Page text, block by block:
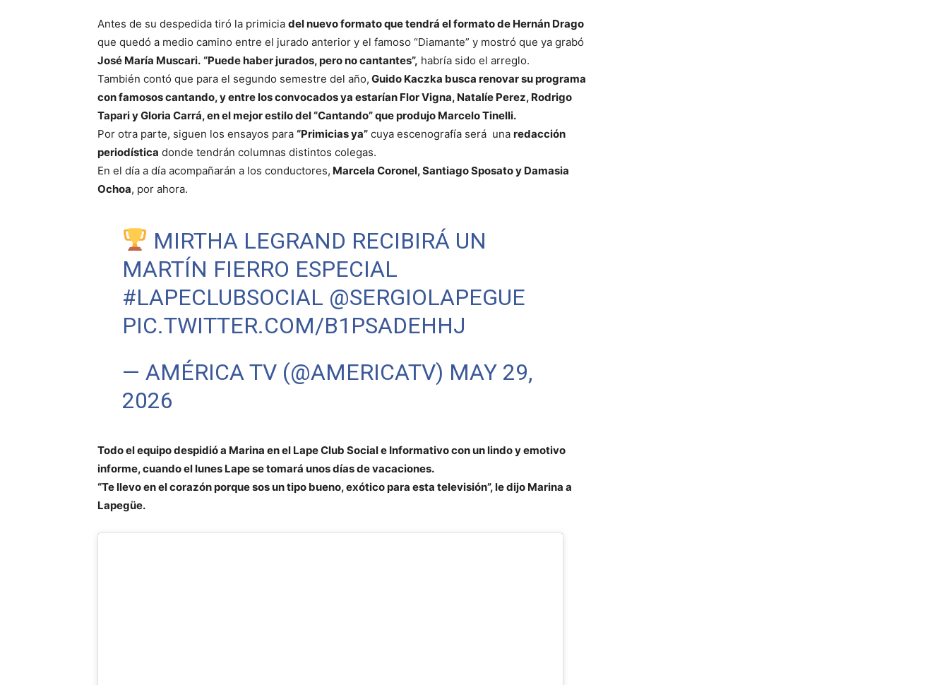
Antes de su despedida tiró la primicia del nuevo formato que tendrá el formato de Hernán Drago
que quedó a medio camino entre el jurado anterior y el famoso “Diamante” y mostró que ya grabó
José María Muscari. “Puede haber jurados, pero no cantantes”, habría sido el arreglo.
También contó que para el segundo semestre del año, Guido Kaczka busca renovar su programa
con famosos cantando, y entre los convocados ya estarían Flor Vigna, Natalíe Perez, Rodrigo
Tapari y Gloria Carrá, en el mejor estilo del “Cantando” que produjo Marcelo Tinelli.
Por otra parte, siguen los ensayos para “Primicias ya” cuya escenografía será una redacción
periodística donde tendrán columnas distintos colegas.
En el día a día acompañarán a los conductores, Marcela Coronel, Santiago Sposato y Damasia
Ochoa, por ahora.
MIRTHA LEGRAND RECIBIRÁ UN
MARTÍN FIERRO ESPECIAL
#LAPECLUBSOCIAL @SERGIOLAPEGUE
PIC.TWITTER.COM/B1PSADEHHJ
— AMÉRICA TV (@AMERICATV) MAY 29,
2026
Todo el equipo despidió a Marina en el Lape Club Social e Informativo con un lindo y emotivo
informe, cuando el lunes Lape se tomará unos días de vacaciones.
“Te llevo en el corazón porque sos un tipo bueno, exótico para esta televisión”, le dijo Marina a
Lapegüe.